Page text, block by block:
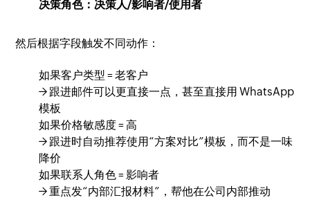
决策角色：决策人/影响者/使用者
然后根据字段触发不同动作：
如果客户类型 = 老客户
→ 跟进邮件可以更直接一点，甚至直接用 WhatsApp
模板
如果价格敏感度 = 高
→ 跟进时自动推荐使用“方案对比”模板，而不是一味
降价
如果联系人角色 = 影响者
→ 重点发“内部汇报材料”，帮他在公司内部推动